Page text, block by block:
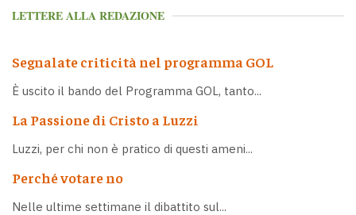
LETTERE ALLA REDAZIONE
Segnalate criticità nel programma GOL
È uscito il bando del Programma GOL, tanto...
La Passione di Cristo a Luzzi
Luzzi, per chi non è pratico di questi ameni...
Perché votare no
Nelle ultime settimane il dibattito sul...